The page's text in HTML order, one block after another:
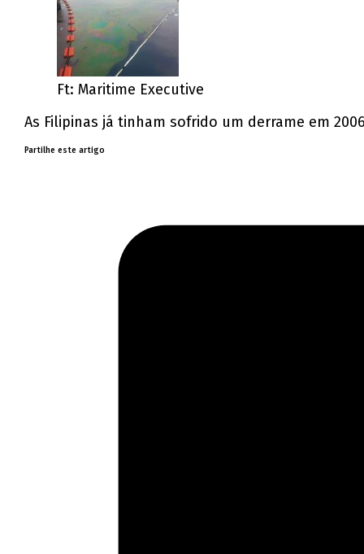
Ft: Maritime Executive
As Filipinas já tinham sofrido um derrame em
Partilhe este artigo